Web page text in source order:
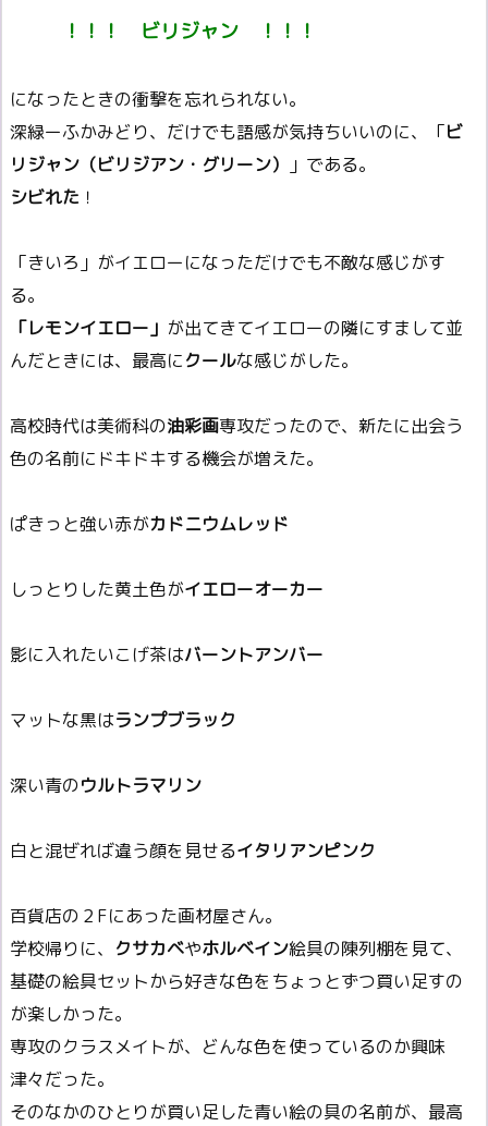
！！！ ビリジャン ！！！
になったときの衝撃を忘れられない。
深緑ーふかみどり、だけでも語感が気持ちいいのに、「ビ
リジャン（ビリジアン・グリーン）
」である。
シビれた ！
「きいろ」がイエローになっただけでも不敵な感じがす
る。
「レモンイエロー」 が出てきてイエローの隣にすまして並
んだときには、最高にクールな感じがした。
高校時代は美術科の油彩画専攻だったので、新たに出会う
色の名前にドキドキする機会が増えた。
ぱきっと強い赤がカドニウムレッド
しっとりした黄土色がイエローオーカー
影に入れたいこげ茶はバーントアンバー
マットな黒はランプブラック
深い青のウルトラマリン
白と混ぜれば違う顔を見せるイタリアンピンク
百貨店の２Fにあった画材屋さん。
学校帰りに、 クサカベやホルベイン絵具の陳列棚を見て、
基礎の絵具セットから好きな色をちょっとずつ買い足すの
が楽しかった。
専攻のクラスメイトが、どんな色を使っているのか興味
津々だった。
そのなかのひとりが買い足した青い絵の具の名前が、最高